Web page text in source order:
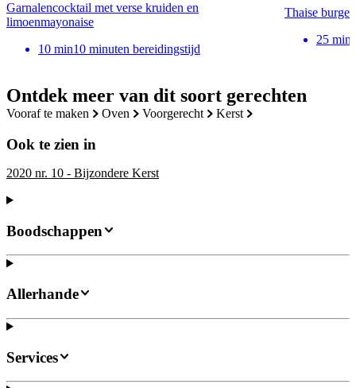
Ontdek meer van dit soort gerechten
vooraf te maken oven voorgerecht kerst
Ook te zien in
2020 nr. 10 - Bijzondere Kerst
Garnalencocktail met verse kruiden en
limoenmayonaise
10 min10 minuten bereidingstijd
Thaise
25 min
Boodschappen
Allerhande
Services